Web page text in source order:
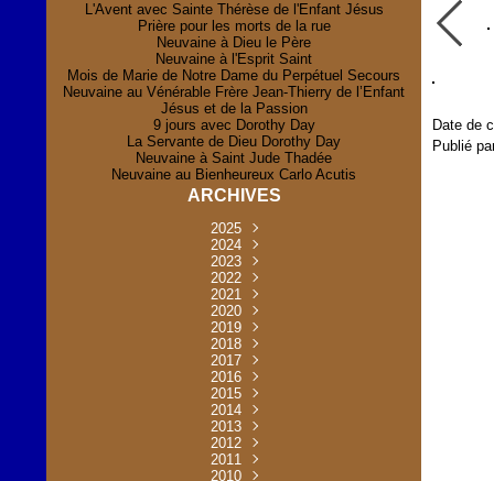
L'Avent avec Sainte Thérèse de l'Enfant Jésus
Prière pour les morts de la rue
Neuvaine à Dieu le Père
Neuvaine à l'Esprit Saint
Mois de Marie de Notre Dame du Perpétuel Secours
Neuvaine au Vénérable Frère Jean-Thierry de l’Enfant
Jésus et de la Passion
9 jours avec Dorothy Day
La Servante de Dieu Dorothy Day
Neuvaine à Saint Jude Thadée
Neuvaine au Bienheureux Carlo Acutis
ARCHIVES
2025
Novembre
Juillet(1)
Mai
(1)
Avril
(1)
Janvier(1)
2024
Novembre
Octobre
Août
(1)
Mai
(8)
Avril
(2)
Mars
(1)
Février(1)
Janvier(2)
2023
Décembre
Novembre
Octobre
Juin
(29)
Mai (31)
Avril
(2)
2022
Décembre
Novembre
Octobre
Août
(33)
Juillet
(32)
Juin
(1)
Mai (35)
Avril
(31)
Mars
(32)
Février(2)
Janvier(30)
2021
Décembre
Novembre
Octobre(30)
Septembre
Août
(30)
Juillet(2)
Mai (30)
Avril
(3)
2020
Décembre
Novembre
Octobre(17)
Septembre
Mai (30)
Avril
(13)
Mars
(1)
2019
Octobre
Mai (30)
Avril
(5)
Mars
(31)
Février(3)
2018
Décembre
Novembre
Octobre
Août
(2)
Juin
(5)
Mai (30)
Avril
(31)
Mars
(3)
2017
Décembre
Novembre
Octobre
Août
(30)
Juillet
(33)
Juin
(4)
Mai (32)
2016
Décembre
Novembre
Octobre
Septembre
Août
(2)
Juin
(4)
2015
Décembre
Novembre
Octobre
Septembre
Août
(4)
2014
Septembre
Août
(3)
Juillet(6)
Juin
(31)
2013
Décembre
Novembre
Octobre
2012
Décembre
Novembre
2011
Décembre
2010
Date de
Publié